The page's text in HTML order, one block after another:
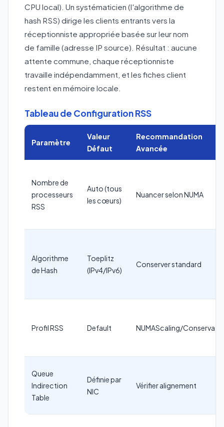
CPU local). Un systématicien (l'algorithme de
hash RSS) dirige les clients entrants vers la
réceptionniste appropriée basée sur leur nom
de famille (adresse IP source). Résultat : aucune
attente commune, chaque réceptionniste
travaille indépendamment, et les fiches client
restent en mémoire locale.
Tableau de Configuration RSS
Paramètre
Valeur
Défaut
Recommandation
Avancée
Nombre de
processeurs
RSS
Auto (tous
les cœurs)
Nuancer selon NUMA
Algorithme
de Hash
Toeplitz
(IPv4/IPv6)
Conserver standard
Profil RSS Default NUMAScaling/
Queue
Indirection
Table
Définie par
NIC
Vérifier alignement